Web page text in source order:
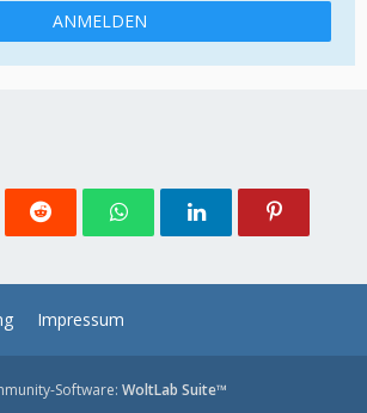
ANMELDEN
Impressum
Software: WoltLab Suite™